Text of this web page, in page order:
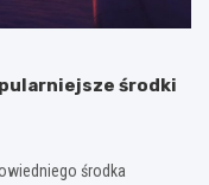
środki
środka